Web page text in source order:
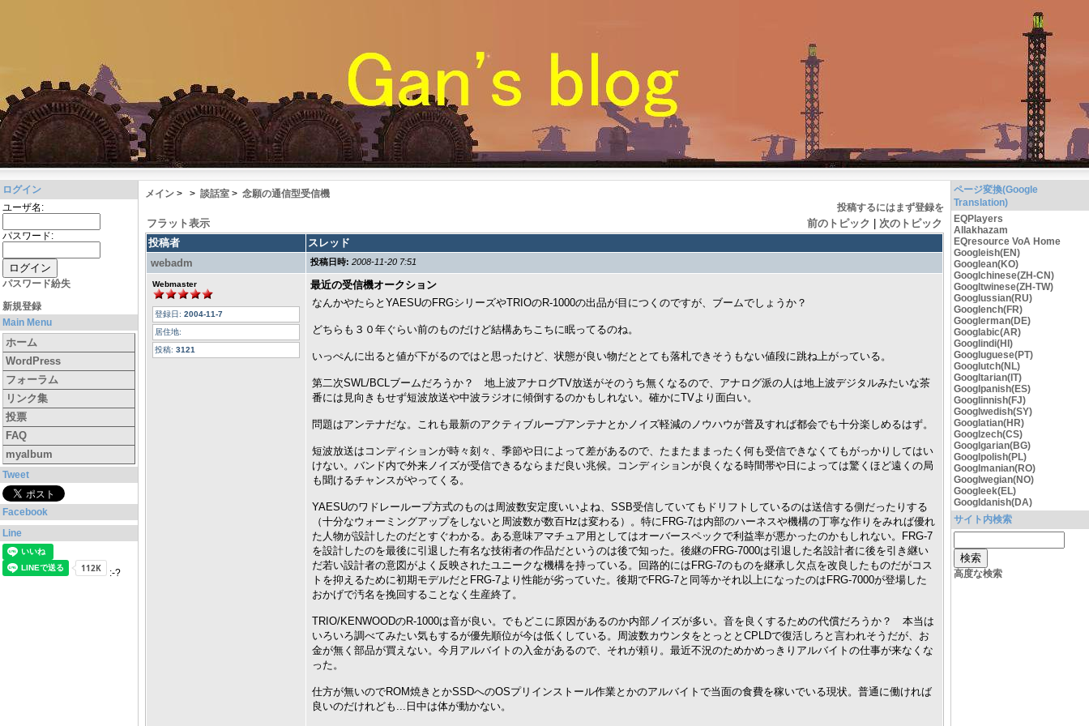
ログイン
ユーザ名:
パスワード:
パスワード紛失
新規登録
Main Menu
ホーム
WordPress
フォーラム
リンク集
投票
FAQ
myalbum
Tweet
Facebook
Line
:-?
メイン > > 談話室 > 念願の通信型受信機
投稿するにはまず登録を
フラット表示 前のトピック
次のトピック
投稿者
スレッド
webadm
投稿日時: 2008-11-20 7:51
Webmaster
登録日: 2004-11-7
居住地:
投稿: 3121
最近の受信機オークション
なんかやたらとYAESUのFRGシリーズやTRIOのR-1000の出品が目につくのですが、ブームでしょうか？
どちらも３０年ぐらい前のものだけど結構あちこちに眠ってるのね。
いっぺんに出ると値が下がるのではと思ったけど、状態が良い物だととても落札できそうもない値段に跳ね上がっている。
第二次SWL/BCLブームだろうか？ 地上波アナログTV放送がそのうち無くなるので、アナログ派の人は地上波デジタルみたいな茶
番には見向きもせず短波放送や中波ラジオに傾倒するのかもしれない。確かにTVより面白い。
問題はアンテナだな。これも最新のアクティブループアンテナとかノイズ軽減のノウハウが普及すれば都会でも十分楽しめるはず。
短波放送はコンディションが時々刻々、季節や日によって差があるので、たまたままったく何も受信できなくてもがっかりしてはい
けない。バンド内で外来ノイズが受信できるならまだ良い兆候。コンディションが良くなる時間帯や日によっては驚くほど遠くの局
も聞けるチャンスがやってくる。
YAESUのワドレーループ方式のものは周波数安定度いいよね、SSB受信していてもドリフトしているのは送信する側だったりする
（十分なウォーミングアップをしないと周波数が数百Hzは変わる）。特にFRG-7は内部のハーネスや機構の丁寧な作りをみれば優れ
た人物が設計したのだとすぐわかる。ある意味アマチュア用としてはオーバースペックで利益率が悪かったのかもしれない。FRG-7
を設計したのを最後に引退した有名な技術者の作品だというのは後で知った。後継のFRG-7000は引退した名設計者に後を引き継い
だ若い設計者の意図がよく反映されたユニークな機構を持っている。回路的にはFRG-7のものを継承し欠点を改良したものだがコス
トを抑えるために初期モデルだとFRG-7より性能が劣っていた。後期でFRG-7と同等かそれ以上になったのはFRG-7000が登場した
おかげで汚名を挽回することなく生産終了。
TRIO/KENWOODのR-1000は音が良い。でもどこに原因があるのか内部ノイズが多い。音を良くするための代償だろうか？ 本当は
いろいろ調べてみたい気もするが優先順位が今は低くしている。周波数カウンタをとっととCPLDで復活しろと言われそうだが、お
金が無く部品が買えない。今月アルバイトの入金があるので、それが頼り。最近不況のためかめっきりアルバイトの仕事が来なくな
った。
仕方が無いのでROM焼きとかSSDへのOSプリインストール作業とかのアルバイトで当面の食費を稼いでいる現状。普通に働ければ
良いのだけれども...日中は体が動かない。
ページ変換(Google
Translation)
EQPlayers
Allakhazam
EQresource VoA Home
Googleish(EN)
Googlean(KO)
Googlchinese(ZH-CN)
Googltwinese(ZH-TW)
Googlussian(RU)
Googlench(FR)
Googlerman(DE)
Googlabic(AR)
Googlindi(HI)
Googluguese(PT)
Googlutch(NL)
Googltarian(IT)
Googlpanish(ES)
Googlinnish(FJ)
Googlwedish(SY)
Googlatian(HR)
Googlzech(CS)
Googlgarian(BG)
Googlpolish(PL)
Googlmanian(RO)
Googlwegian(NO)
Googleek(EL)
Googldanish(DA)
サイト内検索
高度な検索